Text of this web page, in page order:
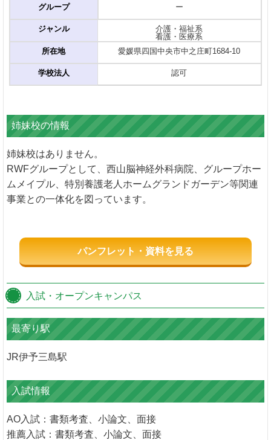
グループ
ジャンル
所在地
学校法人
ー
介護・福祉系
看護・医療系
愛媛県四国中央市中之庄町1684-10
認可
姉妹校の情報
姉妹校はありません。
RWFグループとして、西山脳神経外科病院、グループホー
ムメイプル、特別養護老人ホームグランドガーデン等関連
事業との一体化を図っています。
パンフレット・資料を見る
入試・オープンキャンパス
最寄り駅
JR伊予三島駅
入試情報
AO入試：書類考査、小論文、面接
推薦入試：書類考査、小論文、面接